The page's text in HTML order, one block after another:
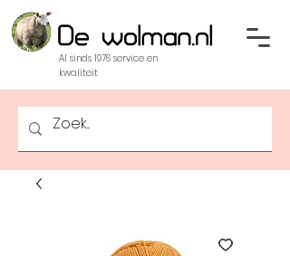
Al sinds 1976 service en
kwaliteit